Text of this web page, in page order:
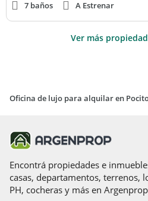
7 baños A Estrenar
Ver más
Oficina de lujo para alquilar en
Encontrá propiedades e
casas, departamentos, terrenos,
PH, cocheras y más en